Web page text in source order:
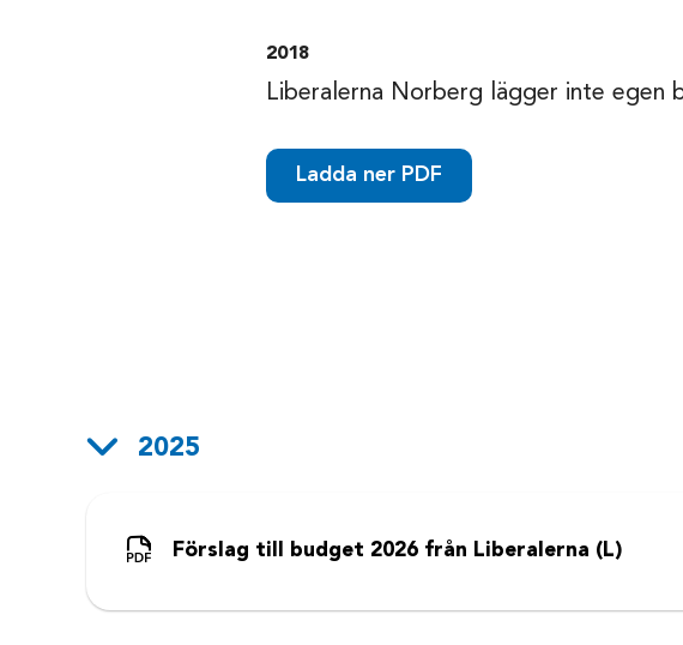
2018
Liberalerna Norberg lägger inte
Ladda ner PDF
2025
Förslag till budget 2026 från Liberalerna (L)